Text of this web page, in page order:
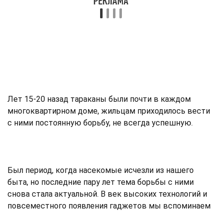
Лет 15-20 назад тараканы были почти в каждом
многоквартирном доме, жильцам приходилось вести
с ними постоянную борьбу, не всегда успешную.
Был период, когда насекомые исчезли из нашего
быта, но последние пару лет тема борьбы с ними
снова стала актуальной. В век высоких технологий и
повсеместного появления гаджетов мы вспоминаем